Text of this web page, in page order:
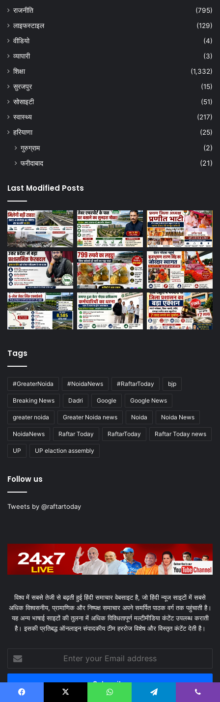
राजनीति
(795)
लाइफस्टाइल
(129)
वीडियो
(4)
व्यापारी
(3)
शिक्षा
(1,332)
सुरजपुर
(15)
सोसाइटी
(51)
स्वास्थ्य
(217)
हरियाणा
(25)
गुरुग्राम
(2)
फरीदाबाद
(21)
Last Modified Posts
Tags
#GreaterNoida #NoidaNews #RaftarToday bjp
Breaking News Dadri Google Google News
greater noida Greater Noida news Noida Noida News
NoidaNews Raftar Today RaftarToday Raftar Today news
UP UP elaction assembly
Follow us
Tweets by @raftartoday
विश्व में सबसे तेजी से बढ़ती हुई हिंदी समाचार वेबसाइट है, जो हिंदी न्यूज साइटों में सबसे
अधिक विश्वसनीय, प्रामाणिक और निष्पक्ष समाचार अपने समर्पित पाठक वर्ग तक पहुंचाती है।
यह अन्य भाषाई साइटों की तुलना में अधिक विविधतापूर्ण मल्टीमीडिया कंटेंट उपलब्ध कराती
है। इसकी प्रतिबद्ध ऑनलाइन संपादकीय टीम हररोज विशेष और विस्तृत कंटेंट देती है।
your
Email
address